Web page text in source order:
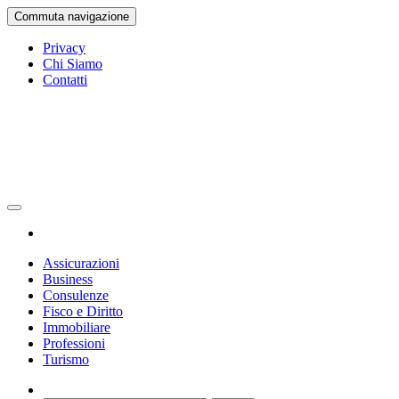
Vai
al
contenuto
Commuta navigazione
Privacy
Chi Siamo
Contatti
Assicurazioni
Business
Consulenze
Fisco e Diritto
Immobiliare
Professioni
Turismo